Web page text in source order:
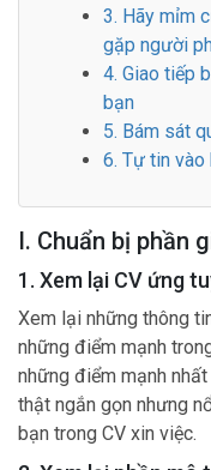
3. Hãy mỉm
gặp người
4. Giao tiếp
bạn
5. Bám sát
6. Tự tin vào
I. Chuẩn bị phần
1. Xem lại CV ứng
Xem lại những thông
những điểm mạnh
những điểm mạnh
thật ngắn gọn nhưng
bạn trong CV xin việc.